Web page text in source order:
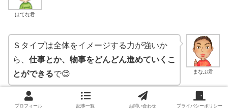
はてな君
まなぶ君
Ｓタイプは全体をイメージする力が強いか
ら、 仕事とか、物事をどんどん進めていくこ
とができるで😊
プロフィール 記事一覧 お問い合わせ プライバシーポリシー